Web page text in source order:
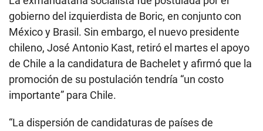
gobierno del izquierdista de Boric, en conjunto con
México y Brasil. Sin embargo, el nuevo presidente
chileno, José Antonio Kast, retiró el martes el apoyo
de Chile a la candidatura de Bachelet y afirmó que la
promoción de su postulación tendría “un costo
importante” para Chile.
“La dispersión de candidaturas de países de